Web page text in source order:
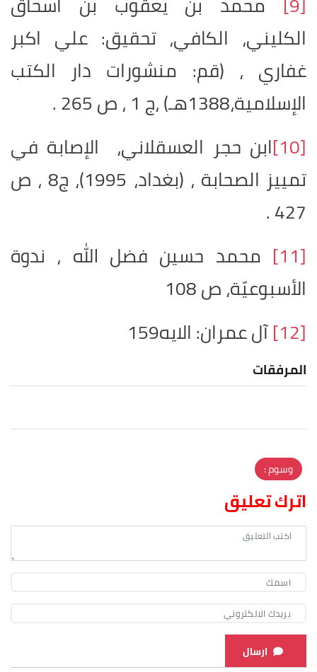
الكليني، الكافي، تحقيق: علي اكبر
غفاري ، (قم: منشورات دار الكتب
الإسلامية،1388هـ) ،ج 1 ، ص 265 .
[10]ابن حجر العسقلاني، الإصابة في
تمييز الصحابة ، (بغداد، 1995)، ج8 ، ص
427 .
[11] محمد حسين فضل الله ، ندوة
الأسبوعيّة، ص 108
[12]آل عمران: الايه159
المرفقات
وسوم :
اترك تعليق
ارسال